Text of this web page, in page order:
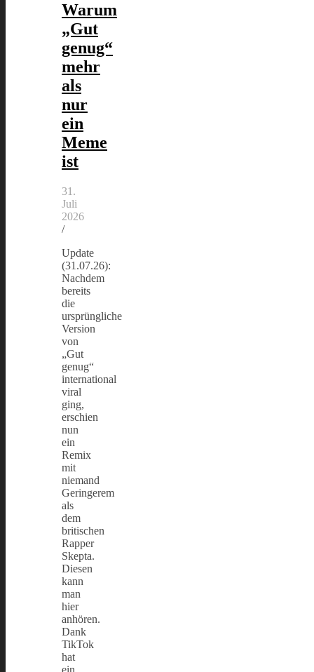
Warum
„Gut
genug“
mehr
als
nur
ein
Meme
ist
31.
Juli
2026
/
Update
(31.07.26):
Nachdem
bereits
die
ursprüngliche
Version
von
„Gut
genug“
international
viral
ging,
erschien
nun
ein
Remix
mit
niemand
Geringerem
als
dem
britischen
Rapper
Skepta.
Diesen
kann
man
hier
anhören.
Dank
TikTok
hat